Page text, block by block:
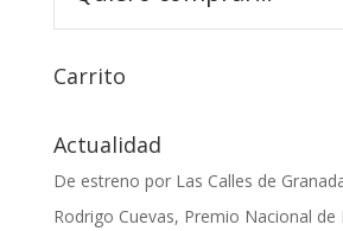
Carrito
Actualidad
De estreno por Las Calles de
Rodrigo Cuevas, Premio Nacional de